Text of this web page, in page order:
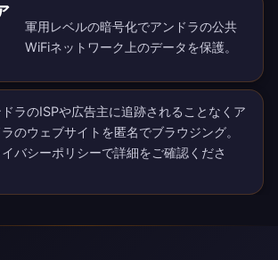
軍用レベルの暗号化でアンドラの公共
WiFiネットワーク上のデータを保護。
ラのISPや広告主に追跡されることなくア
のウェブサイトを匿名でブラウジング。
バシーポリシーで詳細をご確認くださ